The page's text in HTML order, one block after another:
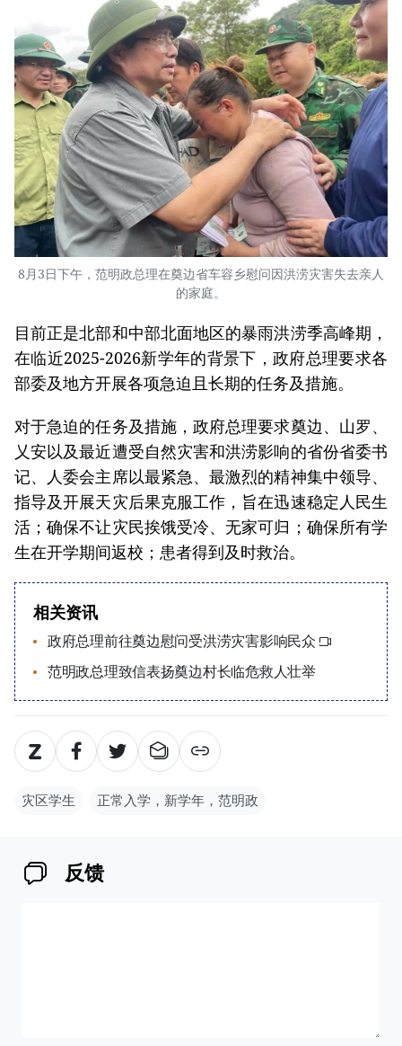
8月3日下午，范明政总理在奠边省车容乡慰问因洪涝灾害失去亲人
的家庭。
目前正是北部和中部北面地区的暴雨洪涝季高峰期，
在临近2025-2026新学年的背景下，政府总理要求各
部委及地方开展各项急迫且长期的任务及措施。
对于急迫的任务及措施，政府总理要求奠边、山罗、
乂安以及最近遭受自然灾害和洪涝影响的省份省委书
记、人委会主席以最紧急、最激烈的精神集中领导、
指导及开展天灾后果克服工作，旨在迅速稳定人民生
活；确保不让灾民挨饿受冷、无家可归；确保所有学
生在开学期间返校；患者得到及时救治。
相关资讯
政府总理前往奠边慰问受洪涝灾害影响民众
范明政总理致信表扬奠边村长临危救人壮举
灾区学生 正常入学，新学年，范明政
反馈